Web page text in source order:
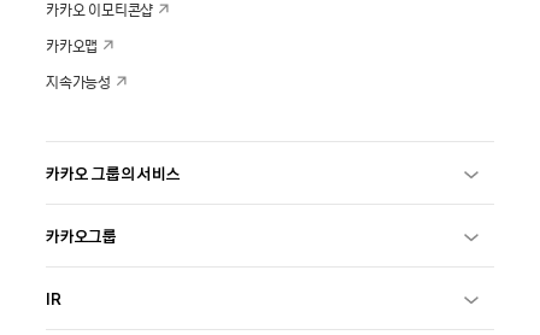
카카오 이모티콘샵
카카오맵
지속가능성
카카오 그룹의 서비스
카카오그룹
IR